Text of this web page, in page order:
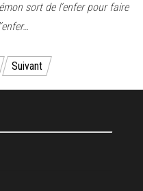
sort de l’enfer pour faire
Suivant